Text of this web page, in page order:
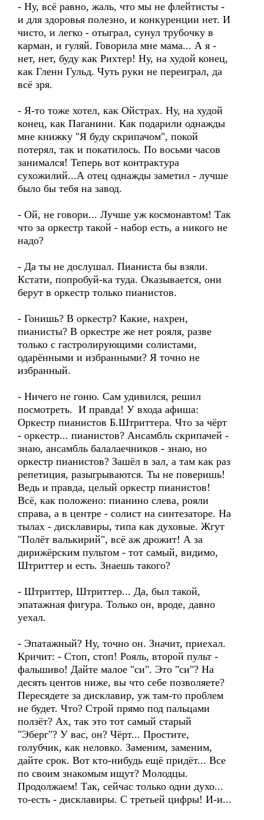
- Ну, всё равно, жаль, что мы не флейтисты -
и для здоровья полезно, и конкуренции нет. И
чисто, и легко - отыграл, сунул трубочку в
карман, и гуляй. Говорила мне мама... А я -
нет, нет, буду как Рихтер! Ну, на худой конец,
как Гленн Гульд. Чуть руки не переиграл, да
всё зря.
- Я-то тоже хотел, как Ойстрах. Ну, на худой
конец, как Паганини. Как подарили однажды
мне книжку "Я буду скрипачом", покой
потерял, так и покатилось. По восьми часов
занимался! Теперь вот контрактура
сухожилий...А отец однажды заметил - лучше
было бы тебя на завод.
- Ой, не говори... Лучше уж космонавтом! Так
что за оркестр такой - набор есть, а никого не
надо?
- Да ты не дослушал. Пианиста бы взяли.
Кстати, попробуй-ка туда. Оказывается, они
берут в оркестр только пианистов.
- Гонишь? В оркестр? Какие, нахрен,
пианисты? В оркестре же нет рояля, разве
только с гастролирующими солистами,
одарёнными и избранными? Я точно не
избранный.
- Ничего не гоню. Сам удивился, решил
посмотреть. И правда! У входа афиша:
Оркестр пианистов Б.Штриттера. Что за чёрт
- оркестр... пианистов? Ансамбль скрипачей -
знаю, ансамбль балалаечников - знаю, но
оркестр пианистов? Зашёл в зал, а там как раз
репетиция, разыгрываются. Ты не поверишь!
Ведь и правда, целый оркестр пианистов!
Всё, как положено: пианино слева, рояли
справа, а в центре - солист на синтезаторе. На
тылах - дисклавиры, типа как духовые. Жгут
"Полёт валькирий", всё аж дрожит! А за
дирижёрским пультом - тот самый, видимо,
Штриттер и есть. Знаешь такого?
- Штриттер, Штриттер... Да, был такой,
эпатажная фигура. Только он, вроде, давно
уехал.
- Эпатажный? Ну, точно он. Значит, приехал.
Кричит: - Стоп, стоп! Рояль, второй пульт -
фальшиво! Дайте малое "си". Это "си"? На
десять центов ниже, вы что себе позволяете?
Пересядете за дисклавир, уж там-то проблем
не будет. Что? Строй прямо под пальцами
ползёт? Ах, так это тот самый старый
"Эберг"? У вас, он? Чёрт... Простите,
голубчик, как неловко. Заменим, заменим,
дайте срок. Вот кто-нибудь ещё придёт... Все
по своим знакомым ищут? Молодцы.
Продолжаем! Так, сейчас только одни духо...
то-есть - дисклавиры. С третьей цифры! И-и...